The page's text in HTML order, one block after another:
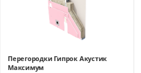
Перегородки Гипрок Акустик
Максимум